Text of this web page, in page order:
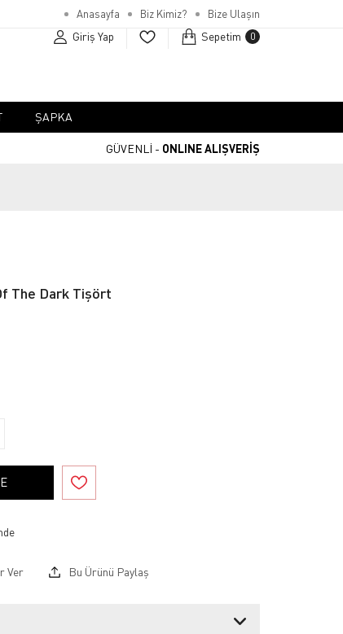
Anasayfa Biz Kimiz? Bize Ulaşın
Giriş Yap Sepetim 0
ŞAPKA
GÜVENLİ - ONLINE ALIŞVERİŞ
The Dark Tişört
Ver Bu Ürünü Paylaş